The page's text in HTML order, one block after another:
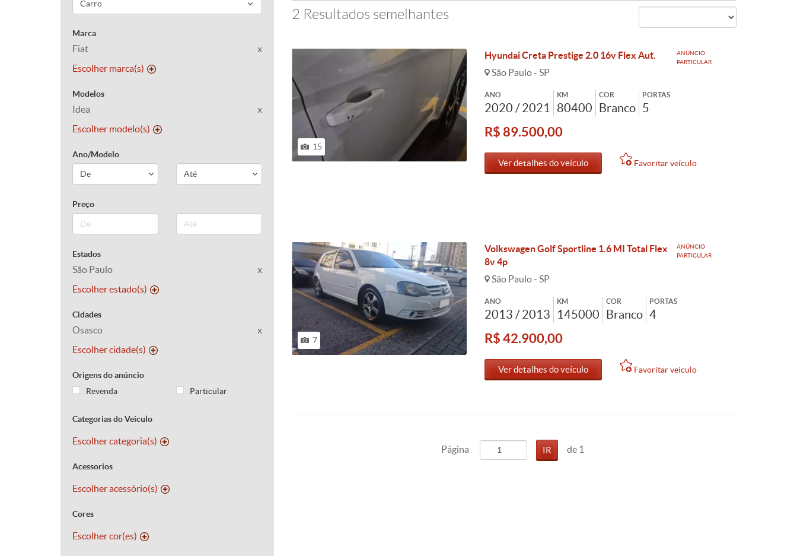
Marca
Fiat
x
Escolher marca(s)
Modelos
Idea
x
Escolher modelo(s)
Ano/Modelo
Preço
Estados
São Paulo
x
Escolher estado(s)
Cidades
Osasco
x
Escolher cidade(s)
Origens do anúncio
Revenda
Particular
Categorias do Veiculo
Escolher categoria(s)
Acessorios
Escolher acessório(s)
Cores
Escolher cor(es)
2 Resultados semelhantes
ANÚNCIO
PARTICULAR
15
Hyundai Creta Prestige 2.0 16v Flex Aut.
São Paulo - SP
ANO
2020 / 2021
KM
80400
COR
Branco
PORTAS
5
R$ 89.500,00
Ver detalhes do veículo Favoritar veículo
ANÚNCIO
PARTICULAR
7
Volkswagen Golf Sportline 1.6 MI Total Flex
8v 4p
São Paulo - SP
ANO
2013 / 2013
KM
145000
COR
Branco
PORTAS
4
R$ 42.900,00
Ver detalhes do veículo Favoritar veículo
Página de 1